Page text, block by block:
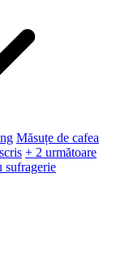
Măsuțe de cafea
+ 2 următoare
sufragerie